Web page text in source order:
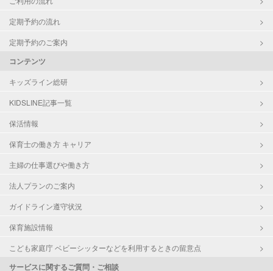
定期予約の流れ
定期予約のご案内
コンテンツ
キッズライン総研
KIDSLINE記事一覧
保活情報
保育士の働き方 キャリア
主婦の仕事選びや働き方
法人プランのご案内
ガイドライン遵守状況
保育施設情報
こども家庭庁 ベビーシッターなどを利用するときの留意点
サービスに関するご質問・ご相談